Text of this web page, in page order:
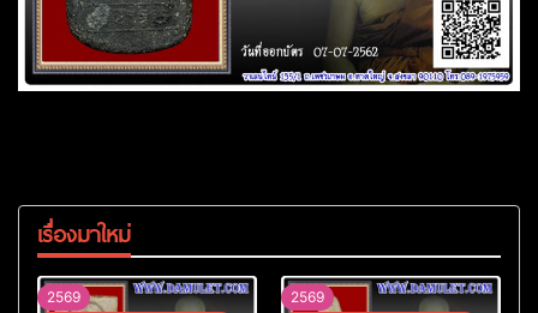
เรื่องมาใหม่
2569
2569